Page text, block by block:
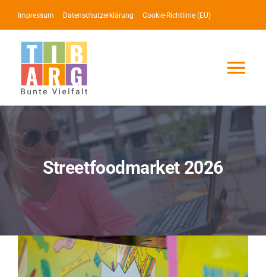
Inhalt
springen
Impressum Datenschutzerklärung Cookie-Richtlinie (EU)
Lotse
Service
Events
Impressionen
Streetfoodmarket 2026